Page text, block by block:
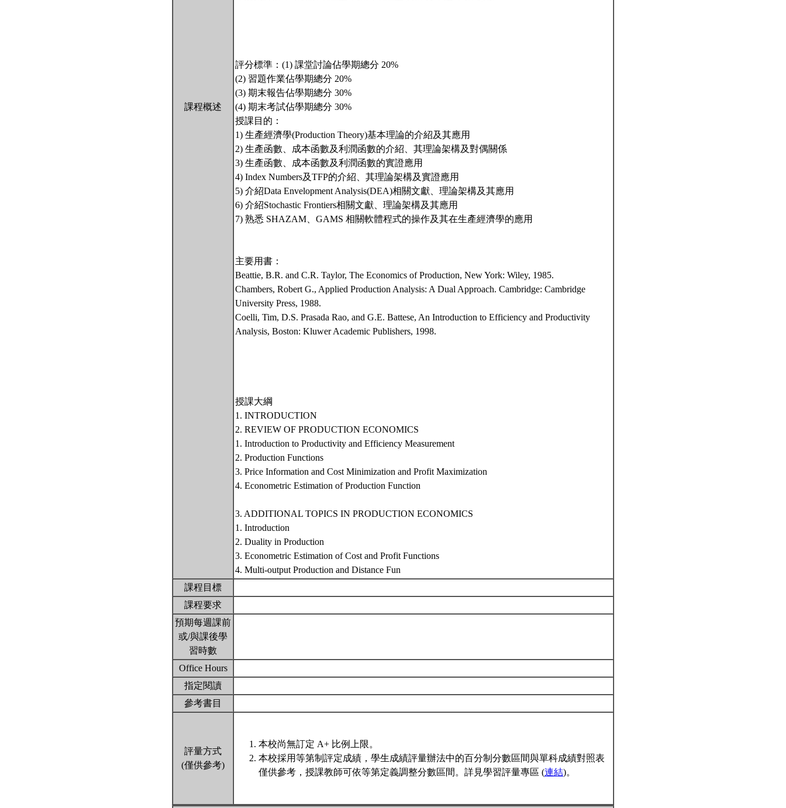
課程概述
評分標準：(1) 課堂討論佔學期總分 20%
(2) 習題作業佔學期總分 20%
(3) 期末報告佔學期總分 30%
(4) 期末考試佔學期總分 30%
授課目的：
1) 生產經濟學(Production Theory)基本理論的介紹及其應用
2) 生產函數、成本函數及利潤函數的介紹、其理論架構及對偶關係
3) 生產函數、成本函數及利潤函數的實證應用
4) Index Numbers及TFP的介紹、其理論架構及實證應用
5) 介紹Data Envelopment Analysis(DEA)相關文獻、理論架構及其應用
6) 介紹Stochastic Frontiers相關文獻、理論架構及其應用
7) 熟悉 SHAZAM、GAMS 相關軟體程式的操作及其在生產經濟學的應用
主要用書：
Beattie, B.R. and C.R. Taylor, The Economics of Production, New York: Wiley, 1985.
Chambers, Robert G., Applied Production Analysis: A Dual Approach. Cambridge: Cambridge
University Press, 1988.
Coelli, Tim, D.S. Prasada Rao, and G.E. Battese, An Introduction to Efficiency and Productivity
Analysis, Boston: Kluwer Academic Publishers, 1998.
授課大綱
1. INTRODUCTION
2. REVIEW OF PRODUCTION ECONOMICS
1. Introduction to Productivity and Efficiency Measurement
2. Production Functions
3. Price Information and Cost Minimization and Profit Maximization
4. Econometric Estimation of Production Function
3. ADDITIONAL TOPICS IN PRODUCTION ECONOMICS
1. Introduction
2. Duality in Production
3. Econometric Estimation of Cost and Profit Functions
4. Multi-output Production and Distance Fun
課程目標
課程要求
預期每週課前
或/與課後學
習時數
Office Hours
指定閱讀
參考書目
評量方式
(僅供參考)
本校尚無訂定 A+ 比例上限。
本校採用等第制評定成績，學生成績評量辦法中的百分制分數區間與單科成績對照表
僅供參考，授課教師可依等第定義調整分數區間。詳見學習評量專區 (連結)。